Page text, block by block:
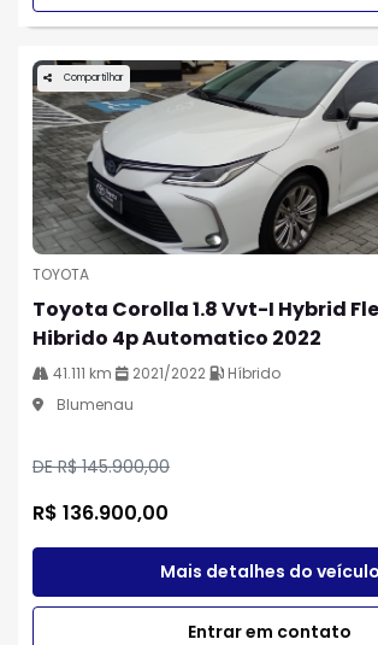
Compartilhar
TOYOTA
Toyota Corolla 1.8 Vvt-I Hybrid
Hibrido 4p Automatico 2022
41.111 km 2021/2022
Híbrido
Blumenau
DE R$ 145.900,00
R$ 136.900,00
Mais detalhes do veículo
Entrar em contato